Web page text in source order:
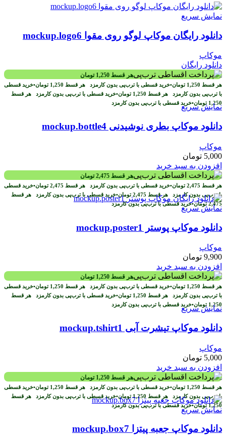
نمایش سریع
دانلود رایگان موکاپ لوگو روی مقوا mockup.logo6
موکاپ
دانلود رایگان
هر قسط 1,250 تومان
هر قسط 1,250 تومان•خرید قسطی با ترب‌پی بدون کارمزد هر قسط 1,250 تومان•خرید قسطی
با ترب‌پی بدون کارمزد هر قسط 1,250 تومان•خرید قسطی با ترب‌پی بدون کارمزد هر قسط
1,250 تومان•خرید قسطی با ترب‌پی بدون کارمزدنمایش سریع
دانلود موکاپ بطری نوشیدنی mockup.bottle4
موکاپ
5,000 تومان
افزودن به سبد خرید
هر قسط 2,475 تومان
هر قسط 2,475 تومان•خرید قسطی با ترب‌پی بدون کارمزد هر قسط 2,475 تومان•خرید قسطی
با ترب‌پی بدون کارمزد هر قسط 2,475 تومان•خرید قسطی با ترب‌پی بدون کارمزد هر قسط
2,475 تومان•خرید قسطی با ترب‌پی بدون کارمزدنمایش سریع
دانلود موکاپ پوستر mockup.poster1
موکاپ
9,900 تومان
افزودن به سبد خرید
هر قسط 1,250 تومان
هر قسط 1,250 تومان•خرید قسطی با ترب‌پی بدون کارمزد هر قسط 1,250 تومان•خرید قسطی
با ترب‌پی بدون کارمزد هر قسط 1,250 تومان•خرید قسطی با ترب‌پی بدون کارمزد هر قسط
1,250 تومان•خرید قسطی با ترب‌پی بدون کارمزدنمایش سریع
دانلود موکاپ تیشرت آبی mockup.tshirt1
موکاپ
5,000 تومان
افزودن به سبد خرید
هر قسط 1,250 تومان
هر قسط 1,250 تومان•خرید قسطی با ترب‌پی بدون کارمزد هر قسط 1,250 تومان•خرید قسطی
با ترب‌پی بدون کارمزد هر قسط 1,250 تومان•خرید قسطی با ترب‌پی بدون کارمزد هر قسط
1,250 تومان•خرید قسطی با ترب‌پی بدون کارمزدنمایش سریع
دانلود موکاپ جعبه پیتزا mockup.box7